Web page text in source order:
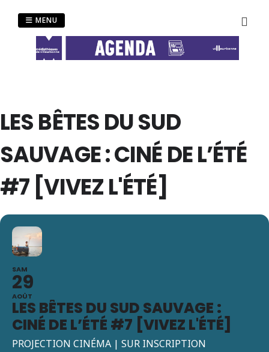
MENU
LES BÊTES DU SUD
SAUVAGE : CINÉ DE L’ÉTÉ
#7 [VIVEZ L'ÉTÉ]
SAM
29
AOÛT
LES BÊTES DU SUD SAUVAGE :
CINÉ DE L’ÉTÉ #7 [VIVEZ L'ÉTÉ]
PROJECTION CINÉMA | SUR INSCRIPTION